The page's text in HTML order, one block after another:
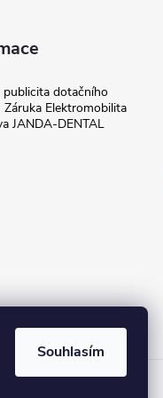
Souhlasím
publicita dotačního
Záruka Elektromobilita
JANDA-DENTAL